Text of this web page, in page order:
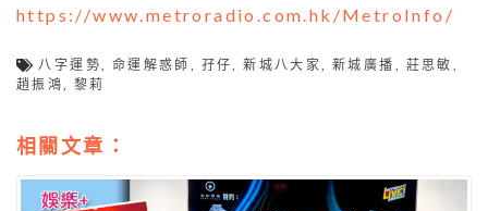
https://www.metroradio.com.hk/MetroInfo/
八字運勢 命運解惑師 孖仔 ,新城八大家 ,新城廣播 莊思敏
趙振鴻
,黎莉
相關文章：